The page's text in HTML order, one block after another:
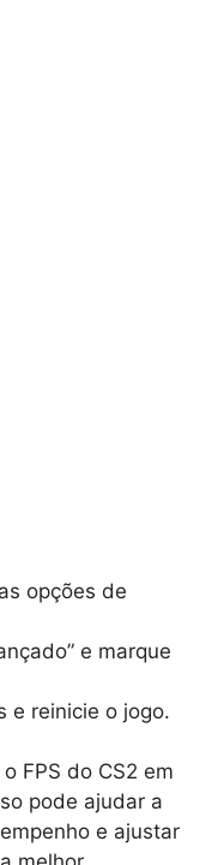
opções de
e marque
e reinicie o jogo.
FPS do CS2 em
pode ajudar a
e ajustar